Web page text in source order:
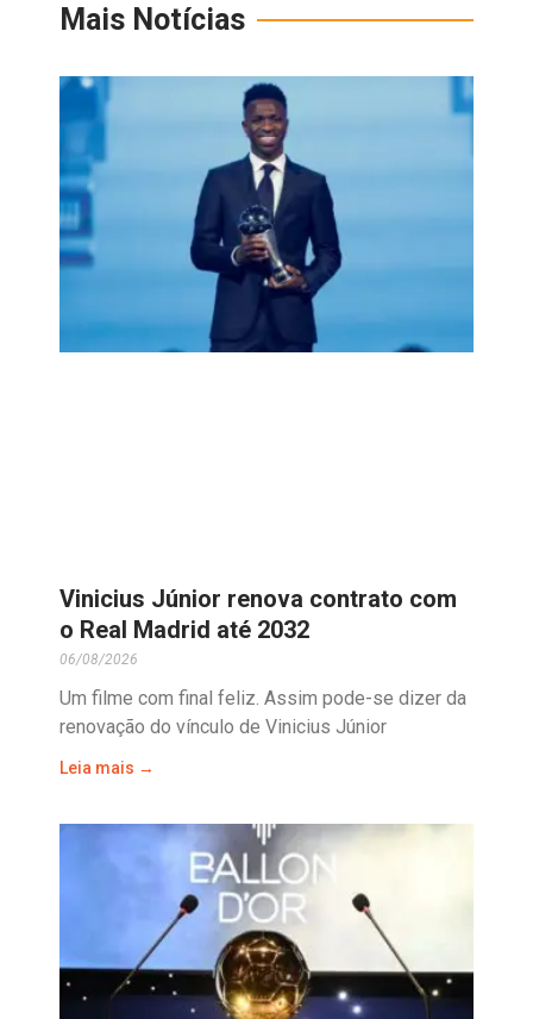
Mais Notícias
Vinicius Júnior renova contrato com
o Real Madrid até 2032
06/08/2026
Um filme com final feliz. Assim pode-se dizer da
renovação do vínculo de Vinicius Júnior
Leia mais →